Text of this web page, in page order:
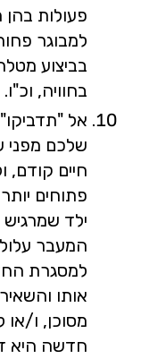
פעולות בהן
למבוגר
בביצוע
בחוויה, וכ"ו.
אל
שלכם מפני
חיים קודם,
פתוחים
ילד
המעבר
למסגרת
אותו
מסוכן, ו/
חדשה היא